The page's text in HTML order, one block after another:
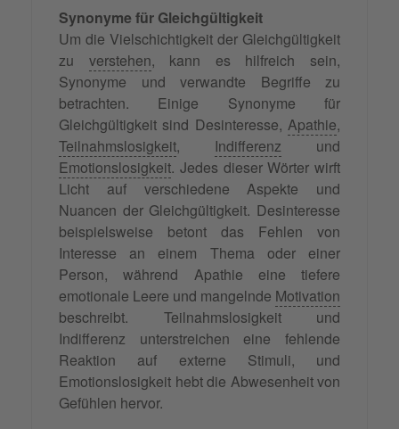
Synonyme für Gleichgültigkeit
Um die Vielschichtigkeit der Gleichgültigkeit
zu verstehen, kann es hilfreich sein,
Synonyme und verwandte Begriffe zu
betrachten. Einige Synonyme für
Gleichgültigkeit sind Desinteresse, Apathie,
Teilnahmslosigkeit, Indifferenz und
Emotionslosigkeit. Jedes dieser Wörter wirft
Licht auf verschiedene Aspekte und
Nuancen der Gleichgültigkeit. Desinteresse
beispielsweise betont das Fehlen von
Interesse an einem Thema oder einer
Person, während Apathie eine tiefere
emotionale Leere und mangelnde Motivation
beschreibt. Teilnahmslosigkeit und
Indifferenz unterstreichen eine fehlende
Reaktion auf externe Stimuli, und
Emotionslosigkeit hebt die Abwesenheit von
Gefühlen hervor.